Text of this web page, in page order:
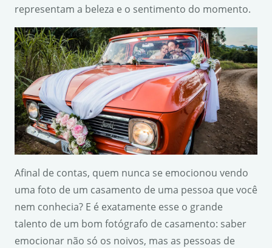
representam a beleza e o sentimento do momento.
Afinal de contas, quem nunca se emocionou vendo
uma foto de um casamento de uma pessoa que você
nem conhecia? E é exatamente esse o grande
talento de um bom fotógrafo de casamento: saber
emocionar não só os noivos, mas as pessoas de